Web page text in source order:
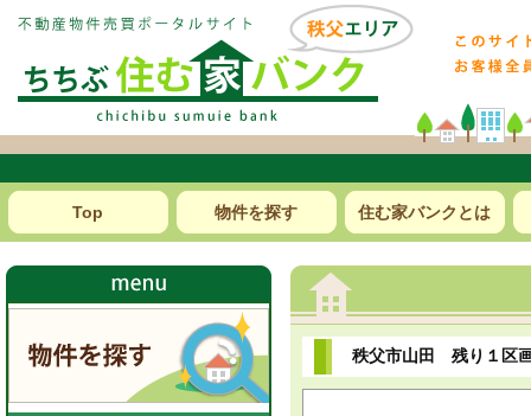
Top 物件を探す 住む家バンクとは
秩父市山田 残り１区